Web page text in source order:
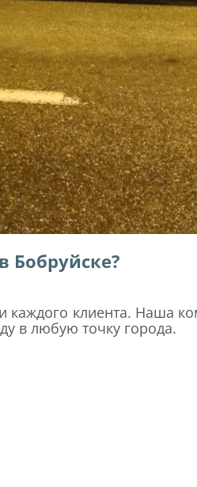
Бобруйске?
клиента. Наша
в любую точку города.